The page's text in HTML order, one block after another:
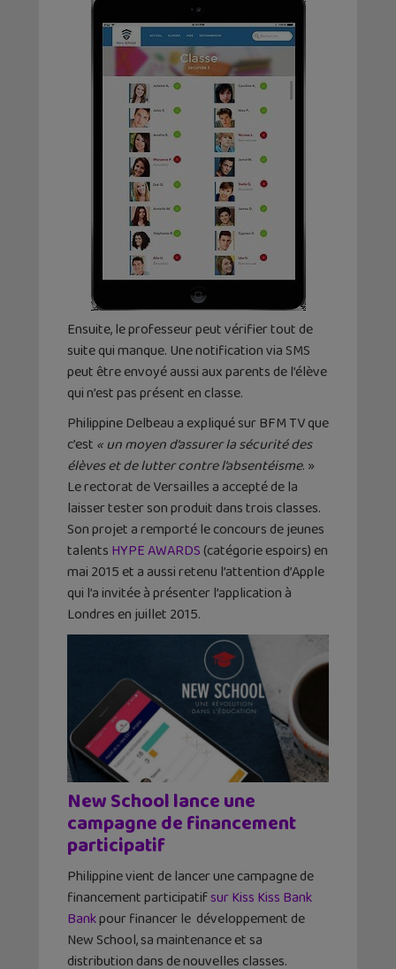
Ensuite, le professeur peut vérifier tout de
suite qui manque. Une notification via SMS
peut être envoyé aussi aux parents de l’élève
qui n’est pas présent en classe.
Philippine Delbeau a expliqué sur BFM TV que
c’est « un moyen d’assurer la sécurité des
élèves et de lutter contre l’absentéisme. »
Le rectorat de Versailles a accepté de la
laisser tester son produit dans trois classes.
Son projet a remporté le concours de jeunes
talents HYPE AWARDS(catégorie espoirs) en
mai 2015 et a aussi retenu l’attention d’Apple
qui l’a invitée à présenter l’application à
Londres en juillet 2015.
New School lance une
campagne de financement
participatif
Philippine vient de lancer une campagne de
financement participatifsur Kiss Kiss Bank
Bankpour financer le développement de
New School, sa maintenance et sa
distribution dans de nouvelles classes.